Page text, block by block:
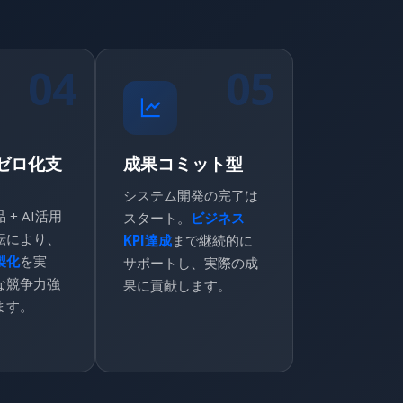
04
ロ化支
+ AI活用
より、
化を実
競争力強
。
05
成果コミット型
システム開発の完了は
スタート。 ビジネス
KPI達成まで継続的に
サポートし、実際の成
果に貢献します。